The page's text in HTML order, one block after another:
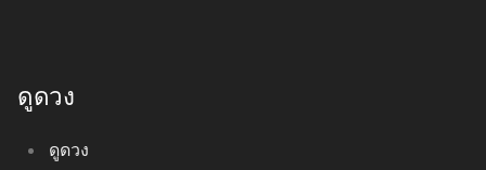
ดูดวง
ดูดวง